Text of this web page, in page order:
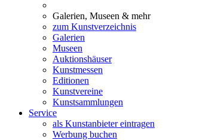
Galerien, Museen & mehr
zum Kunstverzeichnis
Galerien
Museen
Auktionshäuser
Kunstmessen
Editionen
Kunstvereine
Kunstsammlungen
Service
als Kunstanbieter eintragen
Werbung buchen